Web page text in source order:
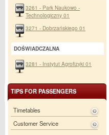
3261 - Park Naukowo -
Technologiczny 01
3271 - Dobrzańskiego 01
DOŚWIADCZALNA
3281 - Instytut Agrofizyki 01
TIPS FOR PASSENGERS
Timetables
Customer Service